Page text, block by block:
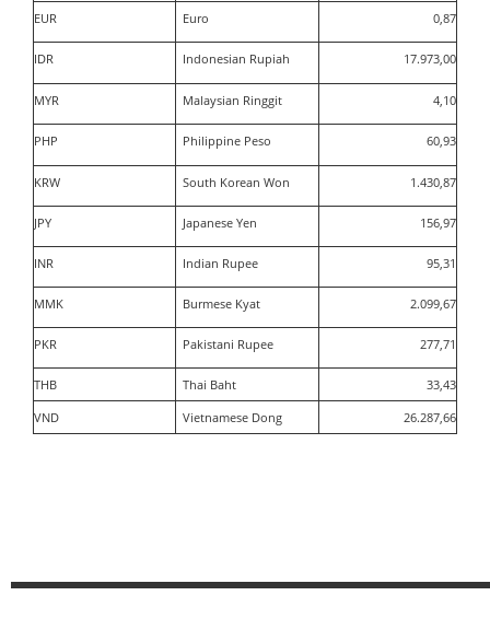
EUR Euro 0,87
IDR Indonesian Rupiah 17.973,00
MYR Malaysian Ringgit 4,10
PHP Philippine Peso 60,93
KRW South Korean Won 1.430,87
JPY Japanese Yen 156,97
INR Indian Rupee 95,31
MMK Burmese Kyat 2.099,67
PKR Pakistani Rupee 277,71
THB Thai Baht
33,43
VND
Vietnamese Dong 26.287,66